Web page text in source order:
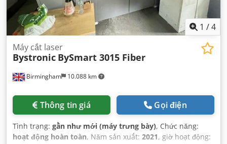
1 /4
Birmingham 10.088 km
Máy cắt laser
Bystronic BySmart 3015 Fiber
Thông tin giá Gọi điện
Tình trạng: gần như mới (máy trưng bày), Chức năng:
hoạt động hoàn toàn, Năm sản xuất: 2021, giờ hoạt động: